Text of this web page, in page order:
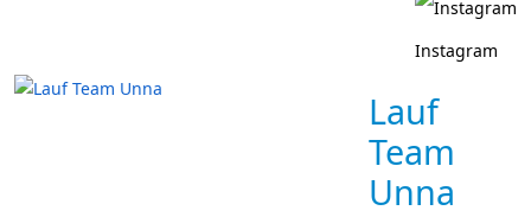
Instagram
Lauf
Team
Unna